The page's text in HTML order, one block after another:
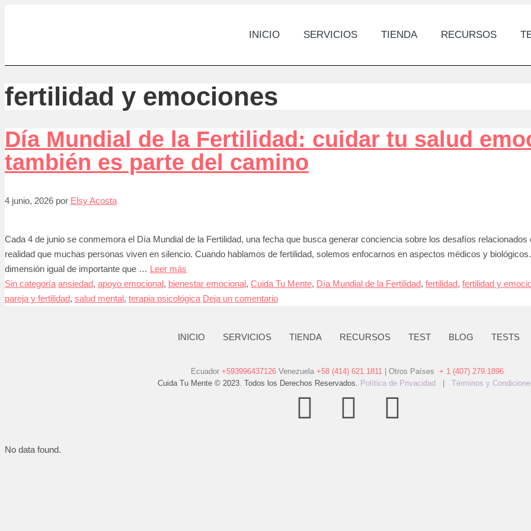
INICIO SERVICIOS TIENDA RECURSOS
fertilidad y emociones
Día Mundial de la Fertilidad: cuidar tu salud
también es parte del camino
4 junio, 2026 por Elsy Acosta
Cada 4 de junio se conmemora el Día Mundial de la Fertilidad, una fecha que busca generar conciencia sobre los desafíos
realidad que muchas personas viven en silencio. Cuando hablamos de fertilidad, solemos enfocarnos en aspectos médicos y
dimensión igual de importante que … Leer más
Sin categoría ansiedad, apoyo emocional, bienestar emocional, Cuida Tu Mente, Día Mundial de la Fertilidad, fertilidad, fertilidad y
pareja y fertilidad, salud mental, terapia psicológica Deja un comentario
INICIO SERVICIOS TIENDA RECURSOS TEST BLOG TESTS
Ecuador +593996437126 Venezuela +58 (414) 621.1811 | Otros Países + 1 (407) 279.1896
Cuida Tu Mente © 2023. Todos los Derechos Reservados.
Política de Privacidad Términos y
No data found.